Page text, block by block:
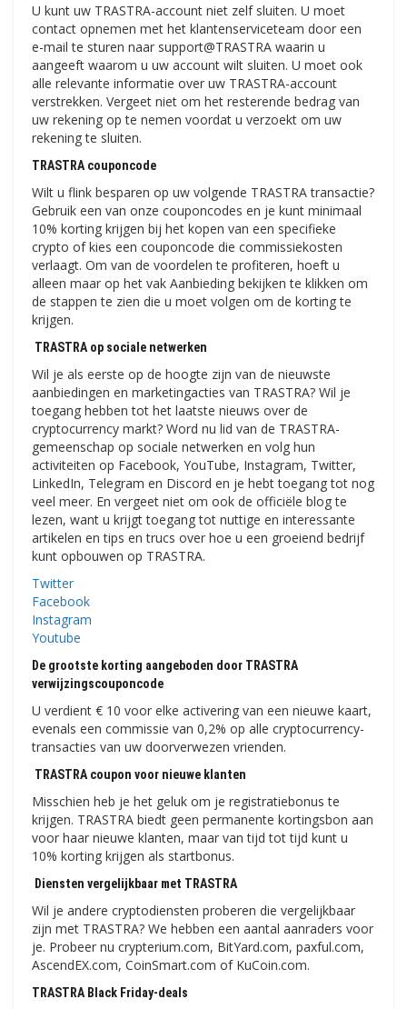
U kunt uw TRASTRA-account niet zelf sluiten. U moet
contact opnemen met het klantenserviceteam door een
e-mail te sturen naar support@TRASTRA waarin u
aangeeft waarom u uw account wilt sluiten. U moet ook
alle relevante informatie over uw TRASTRA-account
verstrekken. Vergeet niet om het resterende bedrag van
uw rekening op te nemen voordat u verzoekt om uw
rekening te sluiten.
TRASTRA couponcode
Wilt u flink besparen op uw volgende TRASTRA transactie?
Gebruik een van onze couponcodes en je kunt minimaal
10% korting krijgen bij het kopen van een specifieke
crypto of kies een couponcode die commissiekosten
verlaagt. Om van de voordelen te profiteren, hoeft u
alleen maar op het vak Aanbieding bekijken te klikken om
de stappen te zien die u moet volgen om de korting te
krijgen.
TRASTRA op sociale netwerken
Wil je als eerste op de hoogte zijn van de nieuwste
aanbiedingen en marketingacties van TRASTRA? Wil je
toegang hebben tot het laatste nieuws over de
cryptocurrency markt? Word nu lid van de TRASTRA-
gemeenschap op sociale netwerken en volg hun
activiteiten op Facebook, YouTube, Instagram, Twitter,
LinkedIn, Telegram en Discord en je hebt toegang tot nog
veel meer. En vergeet niet om ook de officiële blog te
lezen, want u krijgt toegang tot nuttige en interessante
artikelen en tips en trucs over hoe u een groeiend bedrijf
kunt opbouwen op TRASTRA.
Twitter
Facebook
Instagram
Youtube
De grootste korting aangeboden door TRASTRA
verwijzingscouponcode
U verdient € 10 voor elke activering van een nieuwe kaart,
evenals een commissie van 0,2% op alle cryptocurrency-
transacties van uw doorverwezen vrienden.
TRASTRA coupon voor nieuwe klanten
Misschien heb je het geluk om je registratiebonus te
krijgen. TRASTRA biedt geen permanente kortingsbon aan
voor haar nieuwe klanten, maar van tijd tot tijd kunt u
10% korting krijgen als startbonus.
Diensten vergelijkbaar met TRASTRA
Wil je andere cryptodiensten proberen die vergelijkbaar
zijn met TRASTRA? We hebben een aantal aanraders voor
je. Probeer nu crypterium.com, BitYard.com, paxful.com,
AscendEX.com, CoinSmart.com of KuCoin.com.
TRASTRA Black Friday-deals